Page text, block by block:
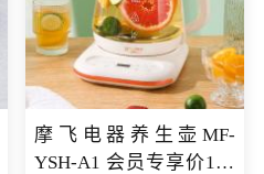
摩飞电器养生壶MF-
YSH-A1 会员专享价198